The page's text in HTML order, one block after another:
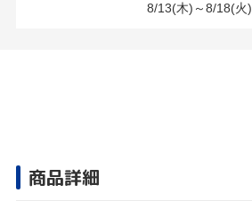
8/13(木)～8/18(火)
商品詳細